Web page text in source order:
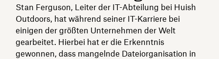
Stan Ferguson, Leiter der IT-Abteilung bei Huish
Outdoors, hat während seiner IT-Karriere bei
einigen der größten Unternehmen der Welt
gearbeitet. Hierbei hat er die Erkenntnis
gewonnen, dass mangelnde Dateiorganisation in